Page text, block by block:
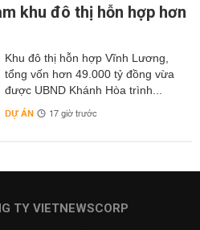
khu đô thị hỗn hợp hơn
Khu đô thị hỗn hợp Vĩnh Lương,
tổng vốn hơn 49.000 tỷ đồng vừa
được UBND Khánh Hòa trình...
DỰ ÁN 17 giờ trước
TY VIETNEWSCORP